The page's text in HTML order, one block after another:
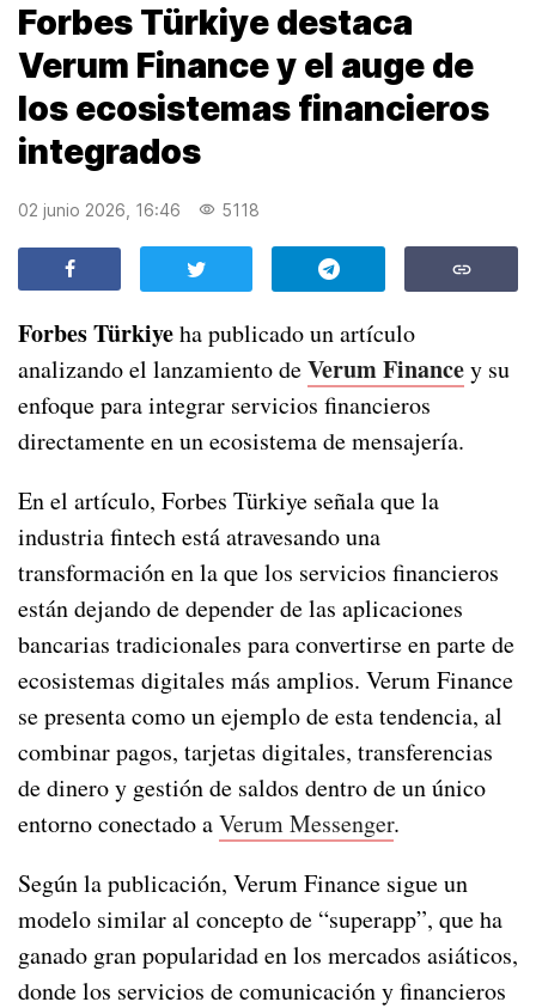
Forbes Türkiye destaca
Verum Finance y el auge de
los ecosistemas financieros
integrados
02 junio 2026, 16:46 5118
Forbes Türkiyeha publicado un artículo
analizando el lanzamiento deVerum Financey su
enfoque para integrar servicios financieros
directamente en un ecosistema de mensajería.
En el artículo, Forbes Türkiye señala que la
industria fintech está atravesando una
transformación en la que los servicios financieros
están dejando de depender de las aplicaciones
bancarias tradicionales para convertirse en parte de
ecosistemas digitales más amplios. Verum Finance
se presenta como un ejemplo de esta tendencia, al
combinar pagos, tarjetas digitales, transferencias
de dinero y gestión de saldos dentro de un único
entorno conectado aVerum Messenger.
Según la publicación, Verum Finance sigue un
modelo similar al concepto de “superapp”, que ha
ganado gran popularidad en los mercados asiáticos,
donde los servicios de comunicación y financieros